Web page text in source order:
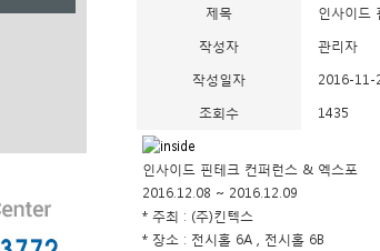
제목 인사이드
작성자 관리자
작성일자 2016-11-
조회수 1435
인사이드 핀테크 컨퍼런스 & 엑스포
2016.12.08 ~ 2016.12.09
* 주최 : (주)킨텍스
* 장소 : 전시홀 6A
, 전시홀 6B